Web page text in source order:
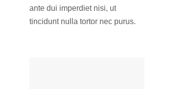
ante dui imperdiet nisi, ut
tincidunt nulla tortor nec purus.